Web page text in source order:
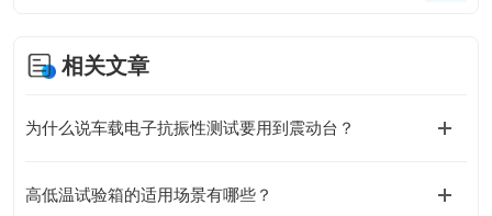
相关文章
为什么说车载电子抗振性测试要用到震动台？
高低温试验箱的适用场景有哪些？